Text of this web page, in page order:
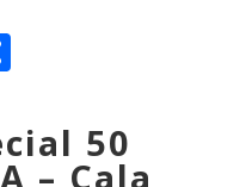
Comparteix
50
– Cala